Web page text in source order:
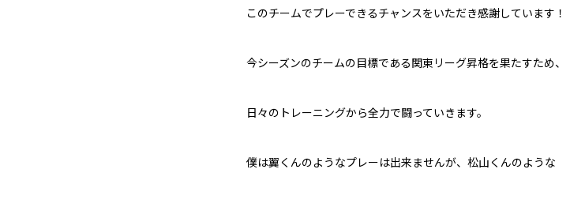
このチームでプレーできるチャンスをいただき感謝しています！
今シーズンのチームの目標である関東リーグ昇格を果たすため、
日々のトレーニングから全力で闘っていきます。
僕は翼くんのようなプレーは出来ませんが、松山くんのような